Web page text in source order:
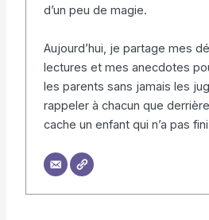
d’un peu de magie.
Aujourd’hui, je partage mes
lectures et mes anecdotes
les parents sans jamais les
rappeler à chacun que
cache un enfant qui n’a pas